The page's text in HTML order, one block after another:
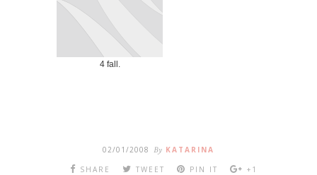
4 fall.
02/01/2008 By KATARINA
SHARE
TWEET PIN IT +1